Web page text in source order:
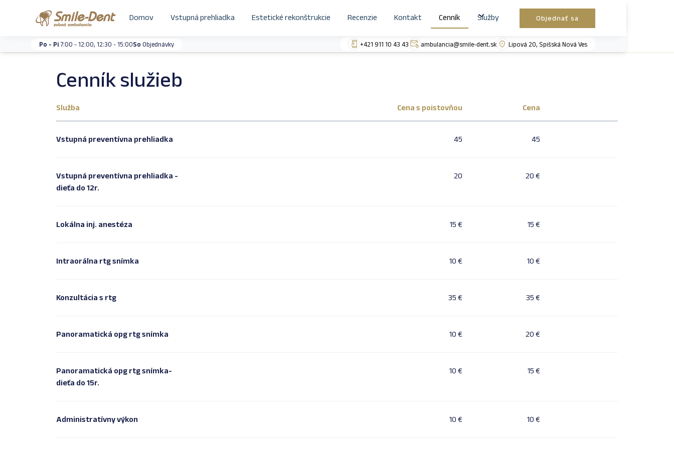
Domov Vstupná prehliadka Estetické rekonštrukcie Recenzie Kontakt Cenník Služby Objednať sa
Po - Pi7:00 - 12:00, 12:30 - 15:00So Objednávky +421 911 10 43 43 ambulancia@smile-dent.sk Lipová 20, Spišská Nová Ves
Cenník služieb
Služba Cena s poistovňou Cena
Vstupná preventívna prehliadka 45 45
Vstupná preventívna prehliadka -
dieťa do 12r.
20 20 €
Lokálna inj. anestéza 15 € 15 €
Intraorálna rtg snímka 10 € 10 €
Konzultácia s rtg 35 € 35 €
Panoramatická opg rtg snímka 10 € 20 €
Panoramatická opg rtg snímka-
dieťa do 15r.
10 € 15 €
Administratívny výkon 10 € 10 €